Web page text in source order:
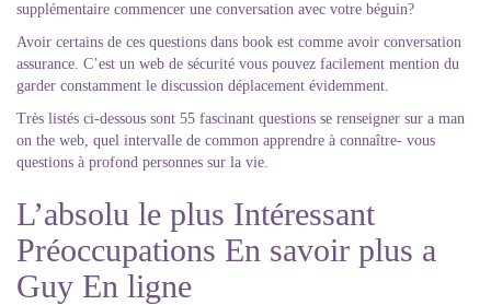
supplémentaire commencer une conversation avec votre béguin?
Avoir certains de ces questions dans book est comme avoir conversation
assurance. C’est un web de sécurité vous pouvez facilement mention du
garder constamment le discussion déplacement évidemment.
Très listés ci-dessous sont 55 fascinant questions se renseigner sur a man
on the web, quel intervalle de common apprendre à connaître- vous
questions à profond personnes sur la vie.
L’absolu le plus Intéressant
Préoccupations En savoir plus a
Guy En ligne